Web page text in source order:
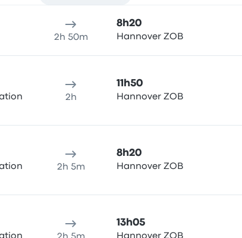
2h 50m
8h20
Hannover ZOB
2h
11h50
Hannover ZOB
2h 5m
8h20
Hannover ZOB
13h05
Hannover ZOB